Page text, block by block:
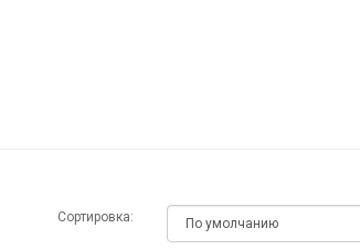
Сортировка: